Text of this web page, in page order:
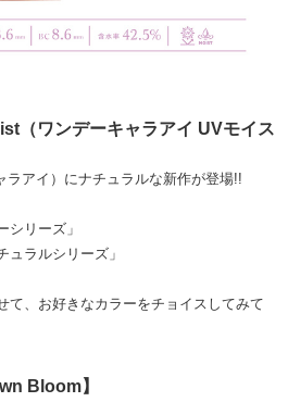
（ワンデーキャラアイ UVモイス
ラアイ）にナチュラルな新作が登場!!
シリーズ」
ュラルシリーズ」
て、お好きなカラーをチョイスしてみて
Bloom】